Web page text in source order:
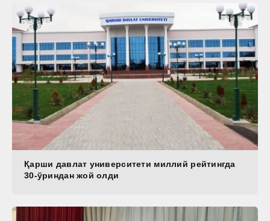
Қарши давлат университети миллий рейтингда
30-ўриндан жой олди